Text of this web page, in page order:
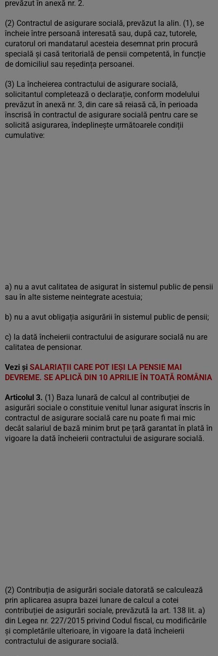
prevăzut în anexă nr. 2.
(2) Contractul de asigurare socială, prevăzut la alin. (1), se
încheie între persoană interesată sau, după caz, tutorele,
curatorul ori mandatarul acesteia desemnat prin procură
specială și casă teritorială de pensii competentă, în funcție
de domiciliul sau reședința persoanei.
(3) La încheierea contractului de asigurare socială,
solicitantul completează o declarație, conform modelului
prevăzut în anexă nr. 3, din care să reiasă că, în perioada
înscrisă în contractul de asigurare socială pentru care se
solicită asigurarea, îndeplinește următoarele condiții
cumulative:
a) nu a avut calitatea de asigurat în sistemul public de pensii
sau în alte sisteme neintegrate acestuia;
b) nu a avut obligația asigurării în sistemul public de pensii;
c) la dată încheierii contractului de asigurare socială nu are
calitatea de pensionar.
Vezi și SALARIAȚII CARE POT IEȘI LA PENSIE MAI
DEVREME. SE APLICĂ DIN 10 APRILIE ÎN TOATĂ ROMÂNIA
Articolul 3. (1) Baza lunară de calcul al contribuției de
asigurări sociale o constituie venitul lunar asigurat înscris în
contractul de asigurare socială care nu poate fi mai mic
decât salariul de bază minim brut pe țară garantat în plată în
vigoare la dată încheierii contractului de asigurare socială.
(2) Contribuția de asigurări sociale datorată se calculează
prin aplicarea asupra bazei lunare de calcul a cotei
contribuției de asigurări sociale, prevăzută la art. 138 lit. a)
din Legea nr. 227/2015 privind Codul fiscal, cu modificările
și completările ulterioare, în vigoare la dată încheierii
contractului de asigurare socială.